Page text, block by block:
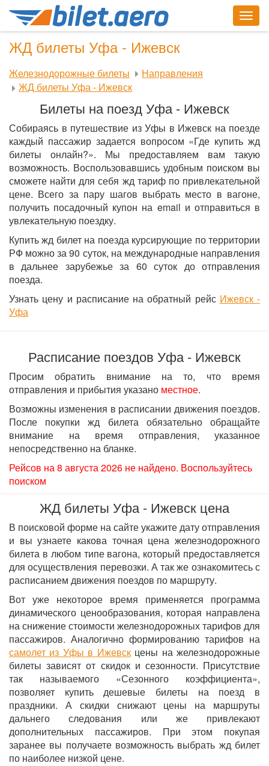
ЖД билеты Уфа - Ижевск
Железнодорожные билеты
Направления
ЖД билеты Уфа - Ижевск
Билеты на поезд Уфа - Ижевск
Собираясь в путешествие из Уфы в Ижевск на поезде
каждый пассажир задается вопросом «Где купить жд
билеты онлайн?». Мы предоставляем вам такую
возможность. Воспользовавшись удобным поиском вы
сможете найти для себя жд тариф по привлекательной
цене. Всего за пару шагов выбрать место в вагоне,
получить посадочный купон на email и отправиться в
увлекательную поездку.
Купить жд билет на поезда курсирующие по территории
РФ можно за 90 суток, на международные направления
в дальнее зарубежье за 60 суток до отправления
поезда.
Узнать цену и расписание на обратный рейс Ижевск -
Уфа
Расписание поездов Уфа - Ижевск
Просим обратить внимание на то, что время
отправления и прибытия указано местное.
Возможны изменения в расписании движения поездов.
После покупки жд билета обязательно обращайте
внимание на время отправления, указанное
непосредственно на бланке.
Рейсов на 8 августа 2026 не найдено. Воспользуйтесь
поиском
ЖД билеты Уфа - Ижевск цена
В поисковой форме на сайте укажите дату отправления
и вы узнаете какова точная цена железнодорожного
билета в любом типе вагона, который предоставляется
для осуществления перевозки. А так же ознакомитесь с
расписанием движения поездов по маршруту.
Вот уже некоторое время применяется программа
динамического ценообразования, которая направлена
на снижение стоимости железнодорожных тарифов для
пассажиров. Аналогично формированию тарифов на
самолет из Уфы в Ижевскцены на железнодорожные
билеты зависят от скидок и сезонности. Присутствие
так называемого «Сезонного коэффициента»,
позволяет купить дешевые билеты на поезд в
праздники. А скидки снижают цены на маршруты
дальнего следования или же привлекают
дополнительных пассажиров. При этом покупая
заранее вы получаете возможность выбрать жд билет
по наиболее низкой цене.